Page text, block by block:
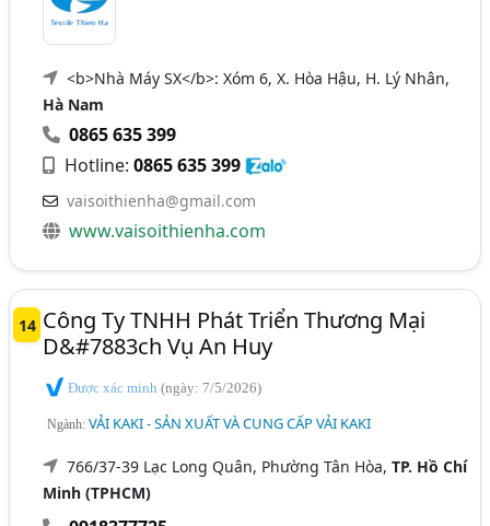
<b>Nhà Máy SX</b>: Xóm 6, X. Hòa Hậu, H. Lý Nhân,
Hà Nam
0865 635 399
Hotline:0865 635 399
vaisoithienha@gmail.com
www.vaisoithienha.com
14 Công Ty TNHH Phát Triển Thương Mại
D&#7883ch Vụ An Huy
Được xác minh(ngày: 7/5/2026)
Ngành:VẢI KAKI - SẢN XUẤT VÀ CUNG CẤP VẢI KAKI
766/37-39 Lạc Long Quân, Phường Tân Hòa,TP. Hồ Chí
Minh (TPHCM)